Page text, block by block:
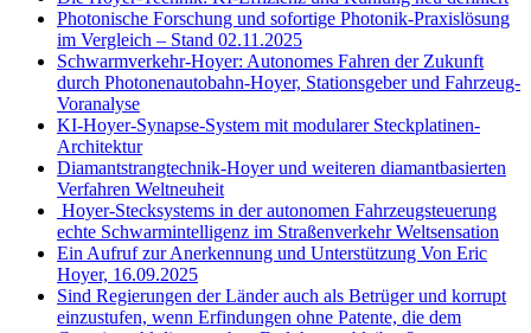
Photonische Forschung und sofortige Photonik-Praxislösung
im Vergleich – Stand 02.11.2025
Schwarmverkehr-Hoyer: Autonomes Fahren der Zukunft
durch Photonenautobahn-Hoyer, Stationsgeber und Fahrzeug-
Voranalyse
KI-Hoyer-Synapse-System mit modularer Steckplatinen-
Architektur
Diamantstrangtechnik-Hoyer und weiteren diamantbasierten
Verfahren Weltneuheit
Hoyer-Stecksystems in der autonomen Fahrzeugsteuerung
echte Schwarmintelligenz im Straßenverkehr Weltsensation
Ein Aufruf zur Anerkennung und Unterstützung Von Eric
Hoyer, 16.09.2025
Sind Regierungen der Länder auch als Betrüger und korrupt
einzustufen, wenn Erfindungen ohne Patente, die dem